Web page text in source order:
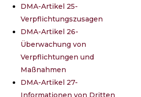
DMA-Artikel 25-
Verpflichtungszusagen
DMA-Artikel 26-
Überwachung von
Verpflichtungen und
Maßnahmen
DMA-Artikel 27-
Informationen von Dritten